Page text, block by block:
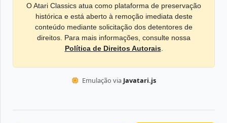
O Atari Classics atua como plataforma de preservação
histórica e está aberto à remoção imediata deste
conteúdo mediante solicitação dos detentores de
direitos. Para mais informações, consulte nossa
Política de Direitos Autorais.
Emulação via Javatari.js